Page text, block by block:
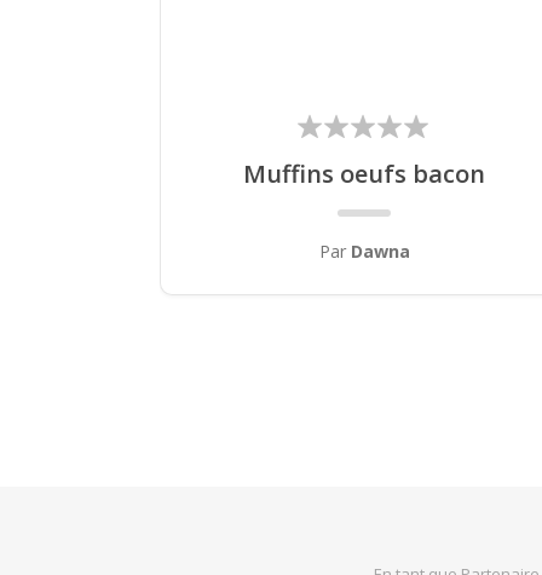
Muffins oeufs bacon
Par Dawna